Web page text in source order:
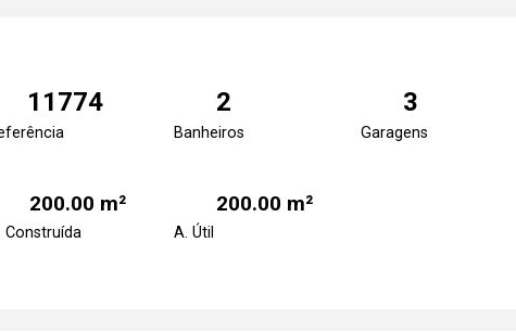
11774 2
Banheiros
3
Garagens
200.00 m²
Construída
200.00 m²
A. Útil